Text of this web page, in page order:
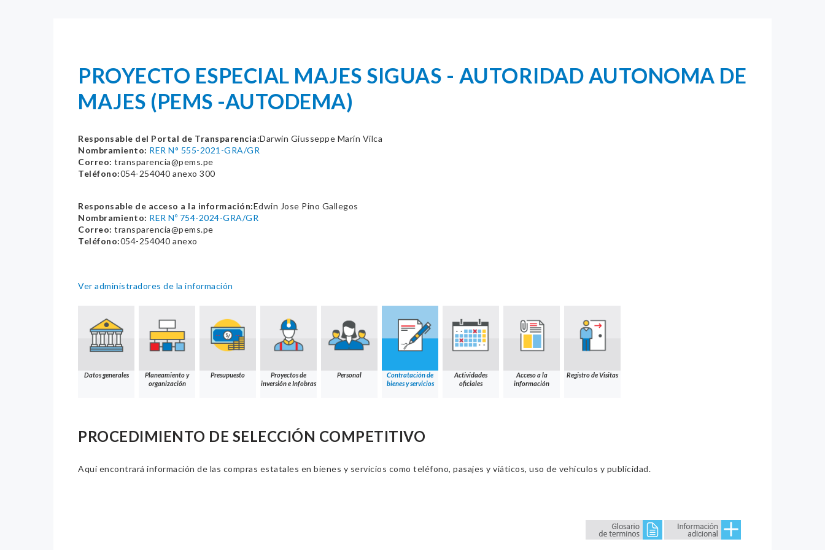
PROYECTO ESPECIAL MAJES SIGUAS - AUTORIDAD AUTONOMA DE
MAJES (PEMS -AUTODEMA)
Responsable del Portal de Transparencia:Darwin Giusseppe Marín Vilca
Nombramiento: RER N° 555-2021-GRA/GR
Correo: transparencia@pems.pe
Teléfono:054-254040 anexo 300
Responsable de acceso a la información:Edwin Jose Pino Gallegos
Nombramiento: RER Nº 754-2024-GRA/GR
Correo: transparencia@pems.pe
Teléfono:054-254040 anexo
Ver administradores de la información
Datos generales
Planeamiento y
organización
Presupuesto
Proyectos de
inversión e Infobras
Personal
Contratación de
bienes y servicios
Actividades
oficiales
Acceso a la
información
Registro de Visitas
PROCEDIMIENTO DE SELECCIÓN COMPETITIVO
Aquí encontrará información de las compras estatales en bienes y servicios como teléfono, pasajes y viáticos, uso de vehículos y publicidad.